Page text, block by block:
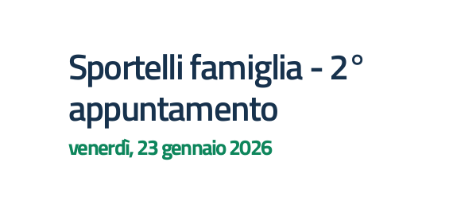
Sportelli famiglia - 2°
appuntamento
venerdì, 23 gennaio 2026